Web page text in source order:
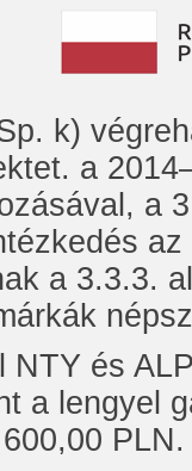
k)
a
a
a 3.3.3.
NTY és
a lengyel